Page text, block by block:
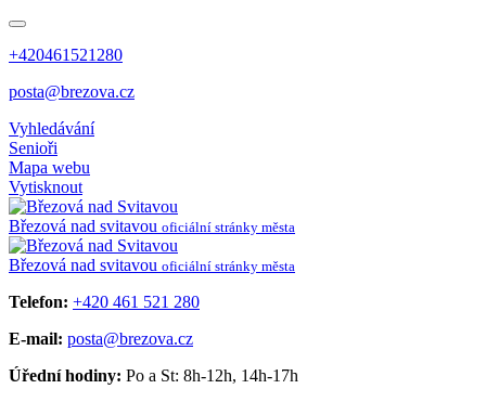
+420461521280
posta@brezova.cz
Vyhledávání
Senioři
Mapa webu
Vytisknout
Březová nad svitavou oficiální stránky města
Březová nad svitavou oficiální stránky města
Telefon: +420 461 521 280
E-mail: posta@brezova.cz
Úřední hodiny: Po a St: 8h-12h, 14h-17h